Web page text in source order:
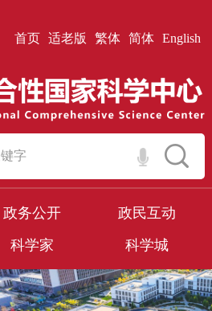
首页 适老版 繁体 简体 English
政务公开
政民互动
科学家 科学城